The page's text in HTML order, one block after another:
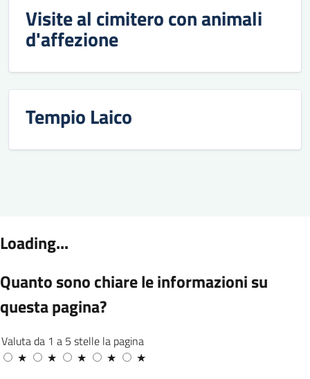
Visite al cimitero con animali
d'affezione
Tempio Laico